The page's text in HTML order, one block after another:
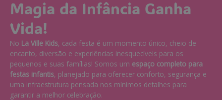
Magia da Infância Ganha
Vida!
No La Ville Kids, cada festa é um momento único, cheio de
encanto, diversão e experiências inesquecíveis para os
pequenos e suas famílias! Somos um espaço completo para
festas infantis, planejado para oferecer conforto, segurança e
uma infraestrutura pensada nos mínimos detalhes para
garantir a melhor celebração.